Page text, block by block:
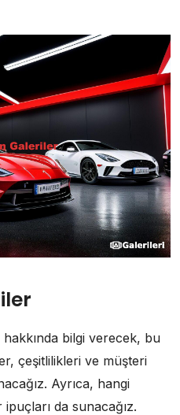
bilgi verecek, bu
çeşitlilikleri ve müşteri
Ayrıca, hangi
ipuçları da sunacağız.